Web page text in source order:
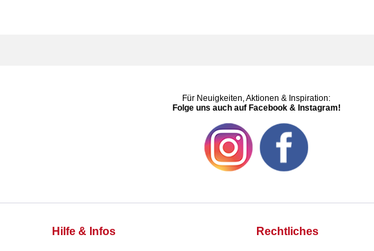
Für Neuigkeiten, Aktionen & Inspiration:
Folge uns auch auf Facebook & Instagram!
Hilfe & Infos Rechtliches